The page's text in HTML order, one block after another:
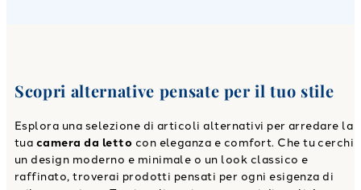
Scopri alternative pensate per il tuo stile
Esplora una selezione di articoli alternativi per arredare la
tua camera da letto con eleganza e comfort. Che tu cerchi
un design moderno e minimale o un look classico e
raffinato, troverai prodotti pensati per ogni esigenza di